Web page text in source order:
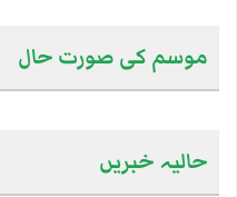
موسم کی صورت حال
حالیہ خبریں